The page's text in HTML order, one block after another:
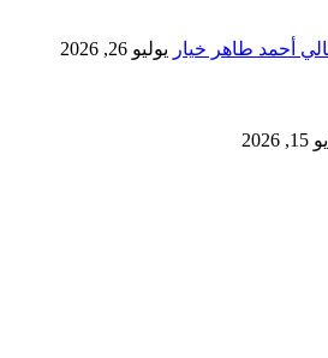
أحمد طاهر خيار يوليو 26, 2026
2026